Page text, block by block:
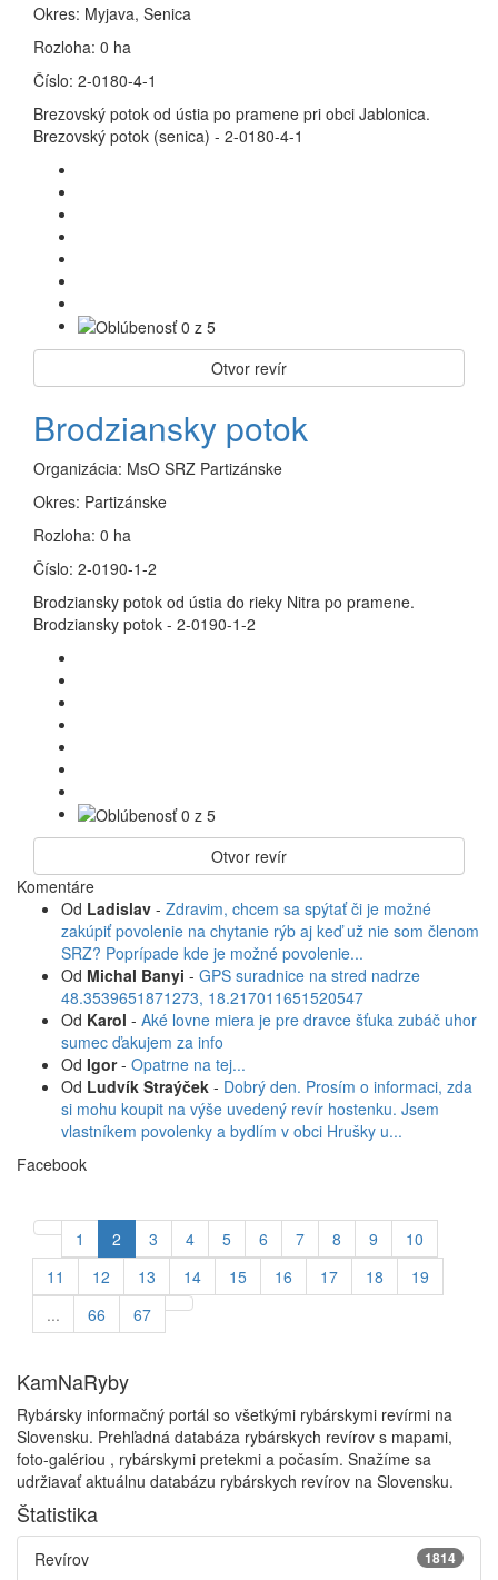
Okres: Myjava, Senica
Rozloha: 0 ha
Číslo: 2-0180-4-1
Brezovský potok od ústia po pramene pri obci Jablonica.
Brezovský potok (senica) - 2-0180-4-1
Otvor revír
Brodziansky potok
Organizácia: MsO SRZ Partizánske
Okres: Partizánske
Rozloha: 0 ha
Číslo: 2-0190-1-2
Brodziansky potok od ústia do rieky Nitra po pramene.
Brodziansky potok - 2-0190-1-2
Otvor revír
Komentáre
Od Ladislav - Zdravim, chcem sa spýtať či je možné
zakúpiť povolenie na chytanie rýb aj keď už nie som členom
SRZ? Poprípade kde je možné povolenie...
Od Michal Banyi - GPS suradnice na stred nadrze
48.3539651871273, 18.217011651520547
Od Karol - Aké lovne miera je pre dravce šťuka zubáč uhor
sumec ďakujem za info
Od Igor- Opatrne na tej...
Od Ludvík Straýček - Dobrý den. Prosím o informaci, zda
si mohu koupit na výše uvedený revír hostenku. Jsem
vlastníkem povolenky a bydlím v obci Hrušky u...
Facebook
1 2 3 4 5 6 7 8 9
10
11
12 13 14 15 16 17 18
19
...
66 67
KamNaRyby
Rybársky informačný portál so všetkými rybárskymi revírmi na
Slovensku. Prehľadná databáza rybárskych revírov s mapami,
foto-galériou , rybárskymi pretekmi a počasím. Snažíme sa
udržiavať aktuálnu databázu rybárskych revírov na Slovensku.
Štatistika
1814
Revírov